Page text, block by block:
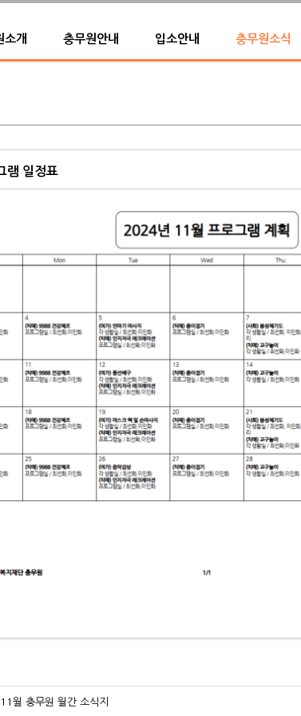
소개 충무원안내 입소안내 충무원소식
램 일정표
11월 충무원 월간 소식지